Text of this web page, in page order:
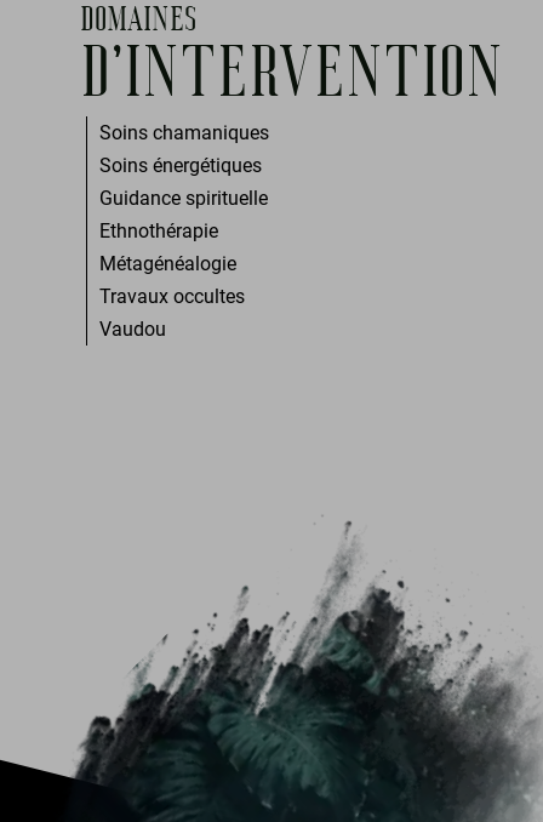
DOMAINES
D'INTERVENTION
Soins chamaniques
Soins énergétiques
Guidance spirituelle
Ethnothérapie
Métagénéalogie
Travaux occultes
Vaudou